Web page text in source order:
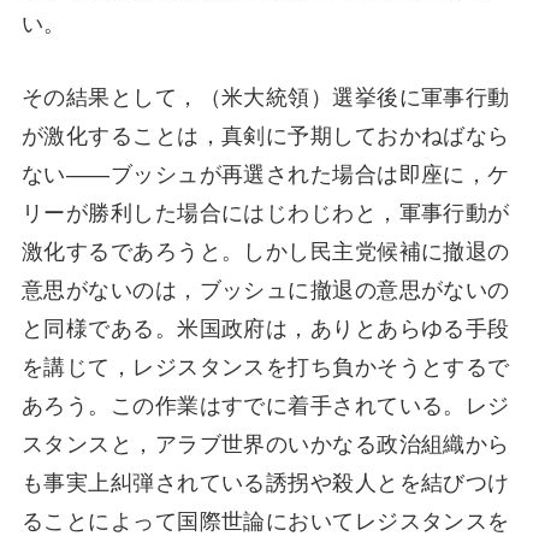
い。
その結果として，（米大統領）選挙後に軍事行動
が激化することは，真剣に予期しておかねばなら
ない――ブッシュが再選された場合は即座に，ケ
リーが勝利した場合にはじわじわと，軍事行動が
激化するであろうと。しかし民主党候補に撤退の
意思がないのは，ブッシュに撤退の意思がないの
と同様である。米国政府は，ありとあらゆる手段
を講じて，レジスタンスを打ち負かそうとするで
あろう。この作業はすでに着手されている。レジ
スタンスと，アラブ世界のいかなる政治組織から
も事実上糾弾されている誘拐や殺人とを結びつけ
ることによって国際世論においてレジスタンスを